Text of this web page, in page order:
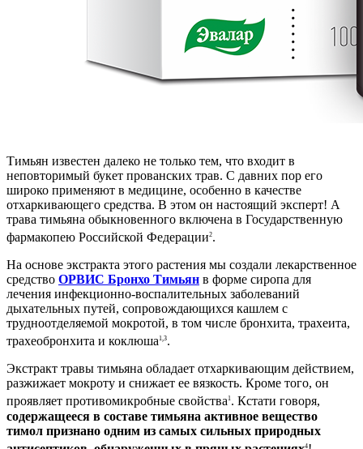
Тимьян известен далеко не только тем, что входит в
неповторимый букет прованских трав. С давних пор его
широко применяют в медицине, особенно в качестве
отхаркивающего средства. В этом он настоящий эксперт! А
трава тимьяна обыкновенного включена в Государственную
фармакопею Российской Федерации2.
На основе экстракта этого растения мы создали лекарственное
средство ОРВИС Бронхо Тимьян в форме сиропа для
лечения инфекционно-воспалительных заболеваний
дыхательных путей, сопровождающихся кашлем с
трудноотделяемой мокротой, в том числе бронхита, трахеита,
трахеобронхита и коклюша1,3.
Экстракт травы тимьяна обладает отхаркивающим действием,
разжижает мокроту и снижает ее вязкость. Кроме того, он
проявляет противомикробные свойства1. Кстати говоря,
содержащееся в составе тимьяна активное вещество
тимол признано одним из самых сильных природных
4